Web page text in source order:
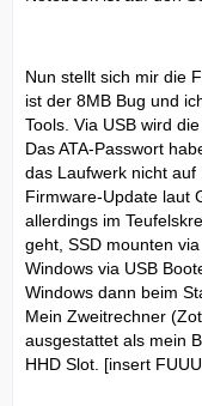
Nun stellt sich mir die
ist der 8MB Bug und
Tools. Via USB wird
Das ATA-Passwort
das Laufwerk nicht
Firmware-Update laut
allerdings im
geht, SSD mounten
Windows via USB
Windows dann beim
Mein Zweitrechner
ausgestattet als mein
HHD Slot. [insert